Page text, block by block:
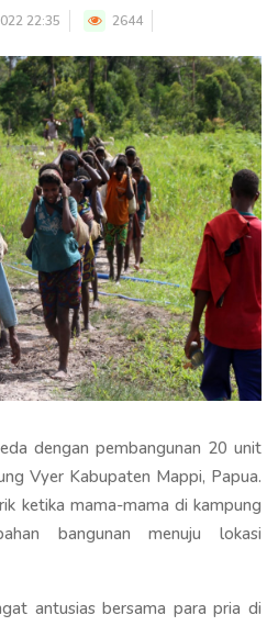
22:35 2644
dengan pembangunan 20 unit
Vyer Kabupaten Mappi, Papua.
ketika mama-mama di kampung
bangunan menuju lokasi
antusias bersama para pria di